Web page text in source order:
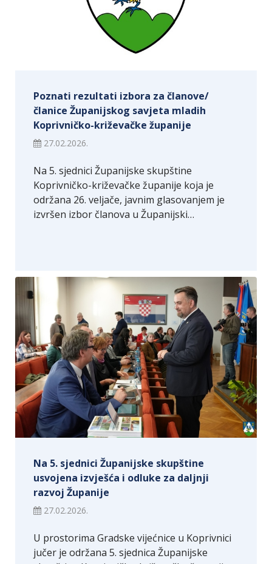
Poznati rezultati izbora za članove/
članice Županijskog savjeta mladih
Koprivničko-križevačke županije
27.02.2026.
Na 5. sjednici Županijske skupštine
Koprivničko-križevačke županije koja je
održana 26. veljače, javnim glasovanjem je
izvršen izbor članova u Županijski…
Na 5. sjednici Županijske skupštine
usvojena izvješća i odluke za daljnji
razvoj Županije
27.02.2026.
U prostorima Gradske vijećnice u Koprivnici
jučer je održana 5. sjednica Županijske